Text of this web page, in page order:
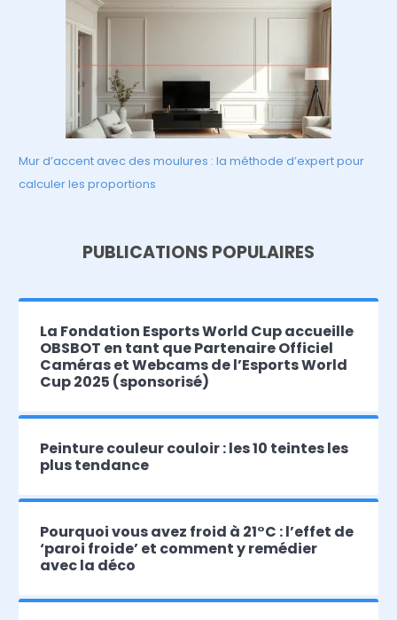
Mur d’accent avec des moulures : la méthode d’expert pour
calculer les proportions
PUBLICATIONS POPULAIRES
La Fondation Esports World Cup accueille
OBSBOT en tant que Partenaire Officiel
Caméras et Webcams de l’Esports World
Cup 2025 (sponsorisé)
Peinture couleur couloir : les 10 teintes les
plus tendance
Pourquoi vous avez froid à 21°C : l’effet de
‘paroi froide’ et comment y remédier
avec la déco